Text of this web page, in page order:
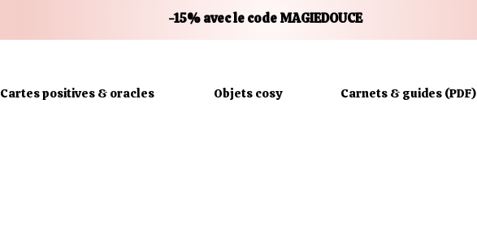
-15% avec le code MAGIEDOUCE
Cartes positives & oracles Objets cosy Carnets & guides (PDF)